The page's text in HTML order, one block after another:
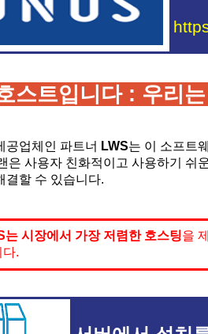
스트입니다 : 우리
공업체인 파트너 LWS는 이 소프트
은 사용자 친화적이고 사용하기 쉬
결할 수 있습니다.
는 시장에서 가장 저렴한 호스팅을
다.